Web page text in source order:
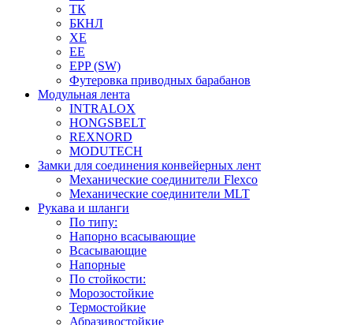
ТК
БКНЛ
XE
EE
EPP (SW)
Футеровка приводных барабанов
Модульная лента
INTRALOX
HONGSBELT
REXNORD
MODUTECH
Замки для соединения конвейерных лент
Механические соединители Flexco
Механические соединители MLT
Рукава и шланги
По типу:
Напорно всасывающие
Всасывающие
Напорные
По стойкости:
Морозостойкие
Термостойкие
Абразивостойкие